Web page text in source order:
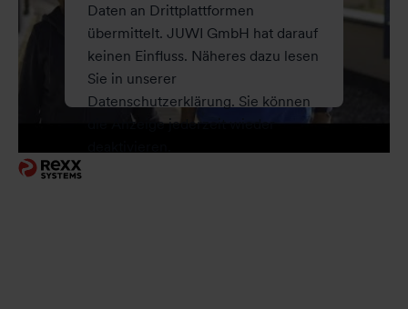
Daten an Drittplattformen
übermittelt. JUWI GmbH hat darauf
keinen Einfluss. Näheres dazu lesen
Sie in unserer
Datenschutzerklärung. Sie können
die Anzeige jederzeit wieder